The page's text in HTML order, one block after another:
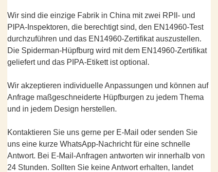
Wir sind die einzige Fabrik in China mit zwei RPII- und
PIPA-Inspektoren, die berechtigt sind, den EN14960-Test
durchzuführen und das EN14960-Zertifikat auszustellen.
Die Spiderman-Hüpfburg wird mit dem EN14960-Zertifikat
geliefert und das PIPA-Etikett ist optional.
Wir akzeptieren individuelle Anpassungen und können auf
Anfrage maßgeschneiderte Hüpfburgen zu jedem Thema
und in jedem Design herstellen.
Kontaktieren Sie uns gerne per E-Mail oder senden Sie
uns eine kurze WhatsApp-Nachricht für eine schnelle
Antwort. Bei E-Mail-Anfragen antworten wir innerhalb von
24 Stunden. Sollten Sie keine Antwort erhalten, landet